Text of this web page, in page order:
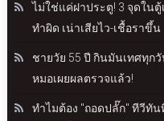
ไม่ใช่แค่ฝาประตู! 3 จุดใน
ทำผิด เน่าเสียไว-เชื้อราขึ้น
ชายวัย 55 ปี กินมันเทศทุก
หมอเผยผลตรวจแล้ว!
ทำไมต้อง "ถอดปลั๊ก" ทีวีทัน